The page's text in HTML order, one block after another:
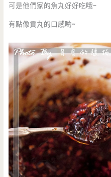
可是他們家的魚丸好好吃哦~
有點像貢丸的口感喲~